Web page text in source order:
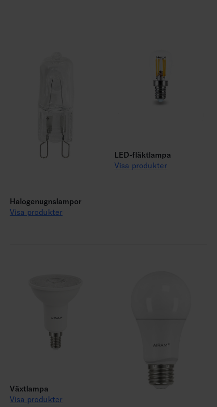
Halogenugnslampor
Visa produkter
LED-fläktlampa
Visa produkter
Växtlampa
Visa produkter